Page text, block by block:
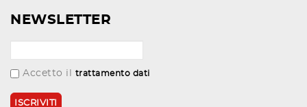
NEWSLETTER
Accetto il trattamento dati